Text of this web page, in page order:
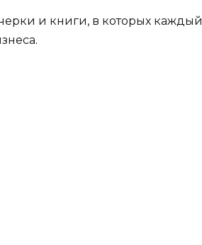
и книги, в которых каждый